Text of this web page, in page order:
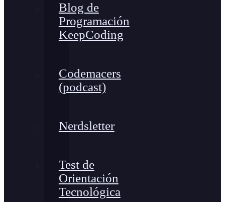
Blog de
Programación
KeepCoding
Codemacers
(podcast)
Nerdsletter
Test de
Orientación
Tecnológica